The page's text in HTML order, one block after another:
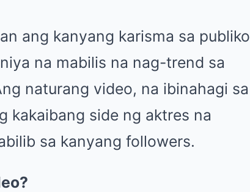
ang kanyang karisma sa publiko
na mabilis na nag-trend sa
naturang video, na ibinahagi sa
kakaibang side ng aktres na
sa kanyang followers.